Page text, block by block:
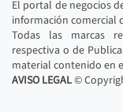
El portal de negocios
información comercial
Todas las marcas
respectiva o de
material contenido en
AVISO LEGAL©